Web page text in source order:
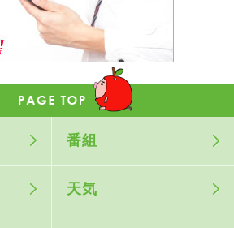
番組
天気